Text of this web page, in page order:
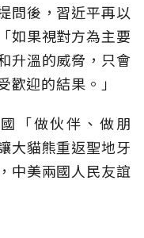
問後，習近平再以
如果視對方為主要
升溫的威脅，只會
迎的結果。」
「做伙伴、做朋
大貓熊重返聖地牙
中美兩國人民友誼